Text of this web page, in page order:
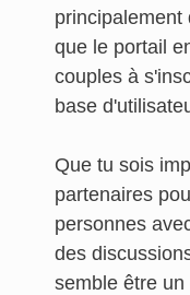
principalement
que le portail
couples à
base
Que tu sois
partenaires
personnes
des
semble être